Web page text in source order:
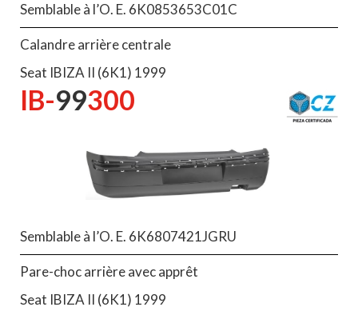
Semblable à l’O. E. 6K0853653C01C
Calandre arrière centrale
Seat IBIZA II (6K1) 1999
IB-99300
Semblable à l’O. E. 6K6807421JGRU
Pare-choc arrière avec apprêt
Seat IBIZA II (6K1) 1999